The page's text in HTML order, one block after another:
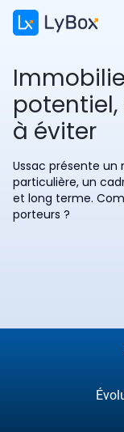
à éviter
Ussac présente un
particulière, un
et long terme.
porteurs ?